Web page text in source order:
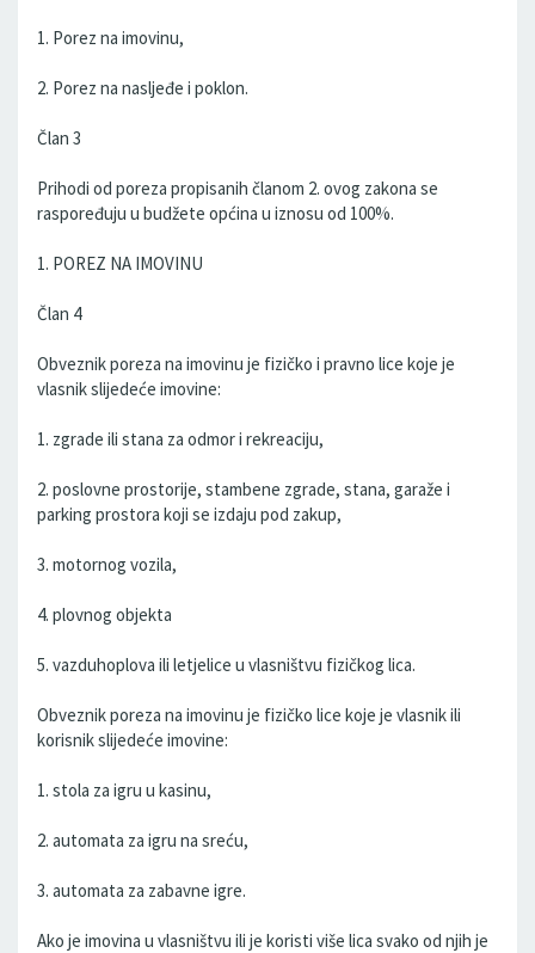
1. Porez na imovinu,
2. Porez na nasljeđe i poklon.
Član 3
Prihodi od poreza propisanih članom 2. ovog zakona se
raspoređuju u budžete općina u iznosu od 100%.
1. POREZ NA IMOVINU
Član 4
Obveznik poreza na imovinu je fizičko i pravno lice koje je
vlasnik slijedeće imovine:
1. zgrade ili stana za odmor i rekreaciju,
2. poslovne prostorije, stambene zgrade, stana, garaže i
parking prostora koji se izdaju pod zakup,
3. motornog vozila,
4. plovnog objekta
5. vazduhoplova ili letjelice u vlasništvu fizičkog lica.
Obveznik poreza na imovinu je fizičko lice koje je vlasnik ili
korisnik slijedeće imovine:
1. stola za igru u kasinu,
2. automata za igru na sreću,
3. automata za zabavne igre.
Ako je imovina u vlasništvu ili je koristi više lica svako od njih je